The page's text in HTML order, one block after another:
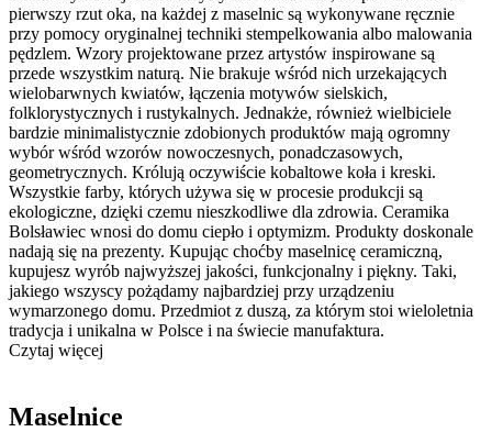
pierwszy rzut oka, na każdej z maselnic są wykonywane ręcznie
przy pomocy oryginalnej techniki stempelkowania albo malowania
pędzlem. Wzory projektowane przez artystów inspirowane są
przede wszystkim naturą. Nie brakuje wśród nich urzekających
wielobarwnych kwiatów, łączenia motywów sielskich,
folklorystycznych i rustykalnych. Jednakże, również wielbiciele
bardzie minimalistycznie zdobionych produktów mają ogromny
wybór wśród wzorów nowoczesnych, ponadczasowych,
geometrycznych. Królują oczywiście kobaltowe koła i kreski.
Wszystkie farby, których używa się w procesie produkcji są
ekologiczne, dzięki czemu nieszkodliwe dla zdrowia. Ceramika
Bolsławiec wnosi do domu ciepło i optymizm. Produkty doskonale
nadają się na prezenty. Kupując choćby maselnicę ceramiczną,
kupujesz wyrób najwyższej jakości, funkcjonalny i piękny. Taki,
jakiego wszyscy pożądamy najbardziej przy urządzeniu
wymarzonego domu. Przedmiot z duszą, za którym stoi wieloletnia
tradycja i unikalna w Polsce i na świecie manufaktura.
Czytaj więcej
Maselnice